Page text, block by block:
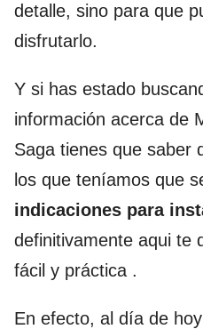
detalle, sino para que
disfrutarlo.
Y si has estado
información acerca de
Saga tienes que saber
los que teníamos que
indicaciones para
definitivamente aqui te
fácil y práctica .
En efecto, al día de